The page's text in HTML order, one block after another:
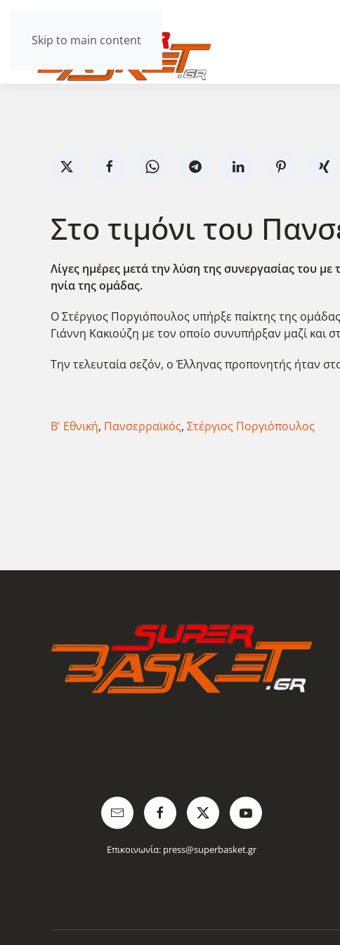
Skip to main content
Στο τιμόνι του
Λίγες ημέρες μετά την λύση της συνεργασίας του με
ηνία της ομάδας.
Ο Στέργιος Ποργιόπουλος υπήρξε παίκτης της
Γιάννη Κακιούζη με τον οποίο συνυπήρξαν μαζί και
Την τελευταία σεζόν, ο Έλληνας προπονητής ήταν
Β' Εθνική, Πανσερραϊκός, Στέργιος Ποργιόπουλος
Επικοινωνία: press@superbasket.gr